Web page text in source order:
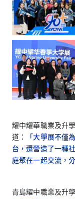
耀中耀華職業及升
道：
「大學展不僅
台，還營造了一種
庭聚在一起交流，
青島耀中職業及升